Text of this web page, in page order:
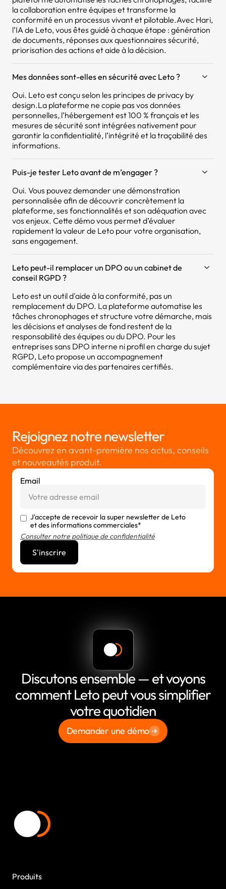
la collaboration entre équipes et transforme la
conformité en un processus vivant et pilotable.Avec Hari,
l’IA de Leto, vous êtes guidé à chaque étape : génération
de documents, réponses aux questionnaires sécurité,
priorisation des actions et aide à la décision.
Mes données sont-elles en sécurité avec Leto ?
Oui. Leto est conçu selon les principes de privacy by
design.La plateforme ne copie pas vos données
personnelles, l’hébergement est 100 % français et les
mesures de sécurité sont intégrées nativement pour
garantir la confidentialité, l’intégrité et la traçabilité des
informations.
Puis-je tester Leto avant de m’engager ?
Oui. Vous pouvez demander une démonstration
personnalisée afin de découvrir concrètement la
plateforme, ses fonctionnalités et son adéquation avec
vos enjeux. Cette démo vous permet d’évaluer
rapidement la valeur de Leto pour votre organisation,
sans engagement.
Leto peut-il remplacer un DPO ou un cabinet de
conseil RGPD ?
Leto est un outil d'aide à la conformité, pas un
remplacement du DPO. La plateforme automatise les
tâches chronophages et structure votre démarche, mais
les décisions et analyses de fond restent de la
responsabilité des équipes ou du DPO. Pour les
entreprises sans DPO interne ni profil en charge du sujet
RGPD, Leto propose un accompagnement
complémentaire via des partenaires certifiés.
Rejoignez notre newsletter
Découvrez en avant-première nos actus, conseils
et nouveautés produit.
Email
J'accepte de recevoir la super newsletter de Leto
et des informations commerciales*
Consulter notre politique de confidentialité
Discutons ensemble — et voyons
comment Leto peut vous simplifier
votre quotidien
Demander une démo
Produits